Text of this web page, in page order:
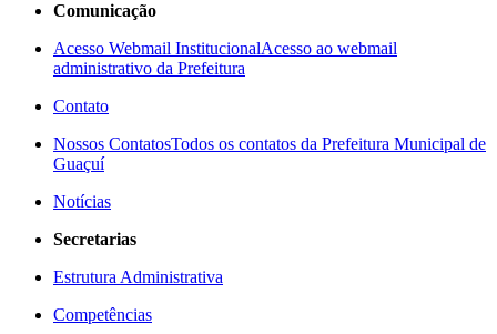
Comunicação
Acesso Webmail InstitucionalAcesso ao webmail
administrativo da Prefeitura
Contato
Nossos ContatosTodos os contatos da Prefeitura Municipal de
Guaçuí
Notícias
Secretarias
Estrutura Administrativa
Competências